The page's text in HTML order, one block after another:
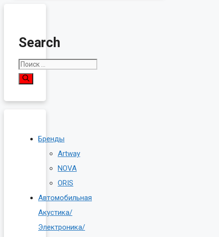
Search
Поиск:
Бренды
Artway
NOVA
ORIS
Автомобильная
Акустика/
Электроника/